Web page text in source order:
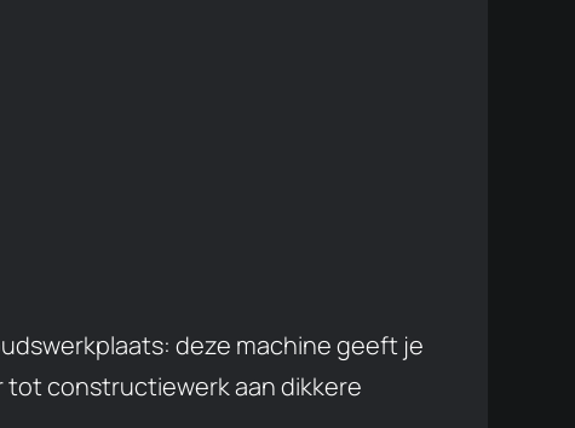
deze machine geeft je
tot constructiewerk aan dikkere